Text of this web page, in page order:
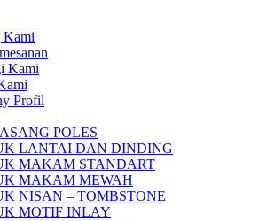
Kami
Kami
Profil
POLES
LANTAI DAN DINDING
MAKAM STANDART
MAKAM MEWAH
NISAN – TOMBSTONE
MOTIF INLAY